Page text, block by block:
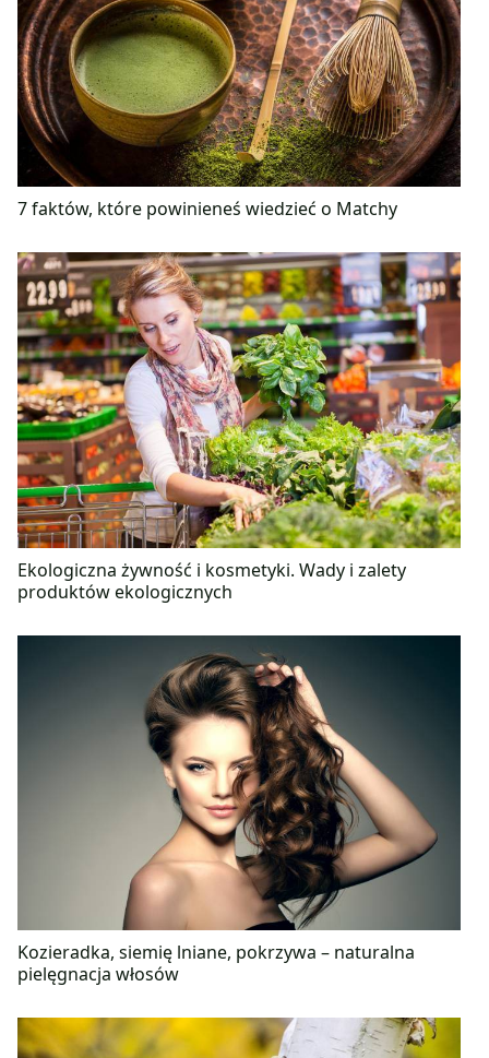
7 faktów, które powinieneś wiedzieć o Matchy
Ekologiczna żywność i kosmetyki. Wady i zalety
produktów ekologicznych
Kozieradka, siemię lniane, pokrzywa – naturalna
pielęgnacja włosów